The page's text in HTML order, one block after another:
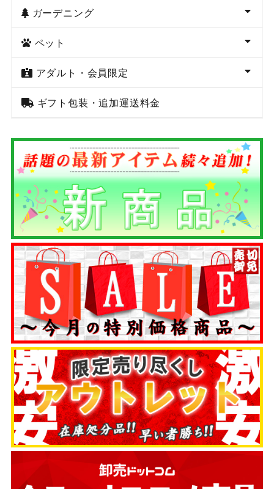
ガーデニング
ペット
アダルト・会員限定
ギフト包装・追加運送料金